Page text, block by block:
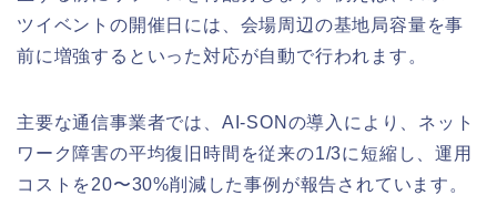
ツイベントの開催日には、会場周辺の基地局容量を事
前に増強するといった対応が自動で行われます。
主要な通信事業者では、AI-SONの導入により、ネット
ワーク障害の平均復旧時間を従来の1/3に短縮し、運用
コストを20〜30%削減した事例が報告されています。